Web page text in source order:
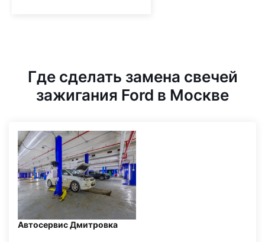
Где сделать замена свечей
зажигания Ford в Москве
Автосервис Дмитровка